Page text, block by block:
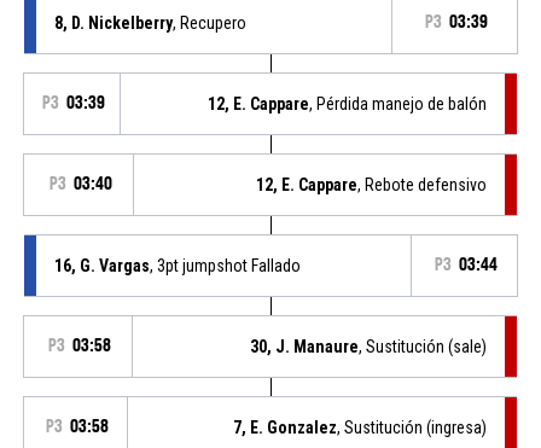
8, D. Nickelberry, Recupero P3 03:39
P3 03:39 12, E. Cappare, Pérdida manejo de balón
P3 03:40 12, E. Cappare, Rebote defensivo
16, G. Vargas, 3pt jumpshot Fallado P3 03:44
P3 03:58 30, J. Manaure, Sustitución (sale)
P3 03:58 7, E. Gonzalez, Sustitución (ingresa)